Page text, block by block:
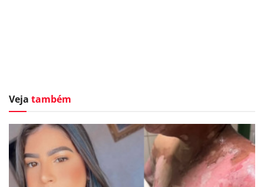
Veja também